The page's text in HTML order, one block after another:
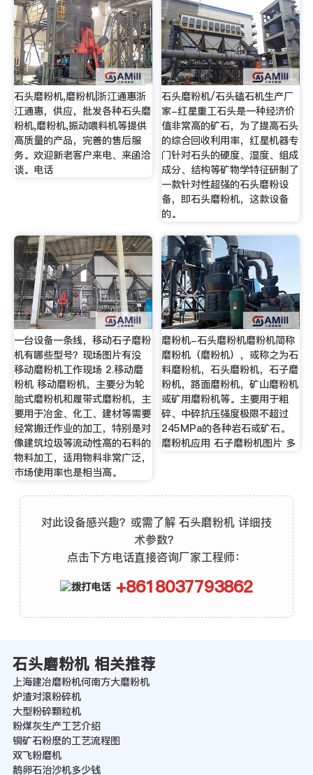
石头磨粉机,磨粉机|浙江通惠浙
江通惠，供应，批发各种石头磨
粉机,磨粉机,振动喂料机等提供
高质量的产品，完善的售后服
务。欢迎新老客户来电、来函洽
谈。电话
石头磨粉机/石头磕石机生产厂
家-红星重工石头是一种经济价
值非常高的矿石，为了提高石头
的综合回收利用率，红星机器专
门针对石头的硬度、湿度、组成
成分、结构等矿物学特征研制了
一款针对性超强的石头磨粉设
备，即石头磨粉机，这款设备
的。
一台设备一条线，移动石子磨粉
机有哪些型号？现场图片有没
移动磨粉机工作现场 2.移动磨
粉机 移动磨粉机，主要分为轮
胎式磨粉机和履带式磨粉机，主
要用于冶金、化工、建材等需要
经常搬迁作业的加工，特别是对
像建筑垃圾等流动性高的石料的
物料加工，适用物料非常广泛，
市场使用率也是相当高。
磨粉机-石头磨粉机磨粉机简称
磨粉机（磨粉机），或称之为石
料磨粉机，石头磨粉机，石子磨
粉机，路面磨粉机，矿山磨粉机
或矿用磨粉机等。主要用于粗
碎、中碎抗压强度极限不超过
245MPa的各种岩石或矿石。
磨粉机应用 石子磨粉机图片 多
对此设备感兴趣？或需了解 石头磨粉机 详细技
术参数？
点击下方电话直接咨询厂家工程师：
+8618037793862
石头磨粉机 相关推荐
上海建冶磨粉机何南方大磨粉机
炉渣对滚粉碎机
大型粉碎颗粒机
粉煤灰生产工艺介绍
铜矿石粉麽的工艺流程图
双飞粉磨机
鹅卵石治沙机多少钱